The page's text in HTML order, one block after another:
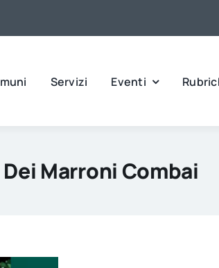
Servizi Eventi
Marroni Combai